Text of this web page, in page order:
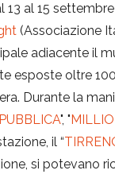
13 al 15
(Associazione
adiacente il
esposte oltre
Durante la
", "
il “
si potevano